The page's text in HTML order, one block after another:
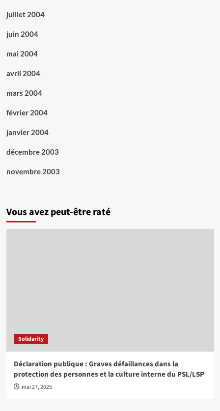
juillet 2004
juin 2004
mai 2004
avril 2004
mars 2004
février 2004
janvier 2004
décembre 2003
novembre 2003
Vous avez peut-être raté
Solidarity
Déclaration publique : Graves défaillances dans la
protection des personnes et la culture interne du PSL/LSP
mai 27, 2025